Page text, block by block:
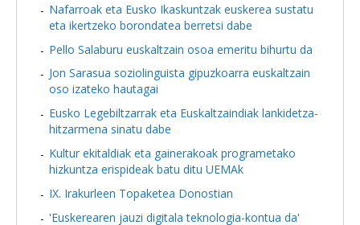
Nafarroak eta Eusko Ikaskuntzak euskerea sustatu
eta ikertzeko borondatea berretsi dabe
Pello Salaburu euskaltzain osoa emeritu bihurtu da
Jon Sarasua soziolinguista gipuzkoarra euskaltzain
oso izateko hautagai
Eusko Legebiltzarrak eta Euskaltzaindiak lankidetza-
hitzarmena sinatu dabe
Kultur ekitaldiak eta gainerakoak programetako
hizkuntza erispideak batu ditu UEMAk
IX. Irakurleen Topaketea Donostian
'Euskerearen jauzi digitala teknologia-kontua da'